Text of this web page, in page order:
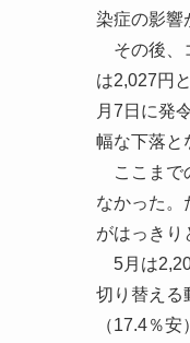
染症の影響
その後、
は2,027円
月7日に発
幅な下落と
ここまで
なかった。
がはっきり
5月は
切り替える
（17.4％